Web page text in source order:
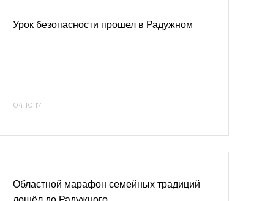
Урок безопасности прошел в Радужном
04.10.17
Областной марафон семейных традиций